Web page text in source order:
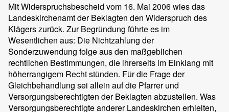
Mit Widerspruchsbescheid vom 16. Mai 2006 wies das
Landeskirchenamt der Beklagten den Widerspruch des
Klägers zurück. Zur Begründung führte es im
Wesentlichen aus: Die Nichtzahlung der
Sonderzuwendung folge aus den maßgeblichen
rechtlichen Bestimmungen, die ihrerseits im Einklang mit
höherrangigem Recht stünden. Für die Frage der
Gleichbehandlung sei allein auf die Pfarrer und
Versorgungsberechtigten der Beklagten abzustellen. Was
Versorgungsberechtigte anderer Landeskirchen erhielten,